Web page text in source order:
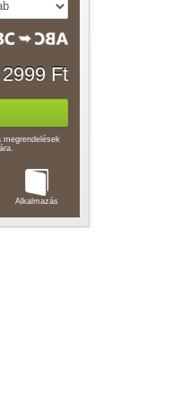
2999 Ft
megrendelések
Alkalmazás